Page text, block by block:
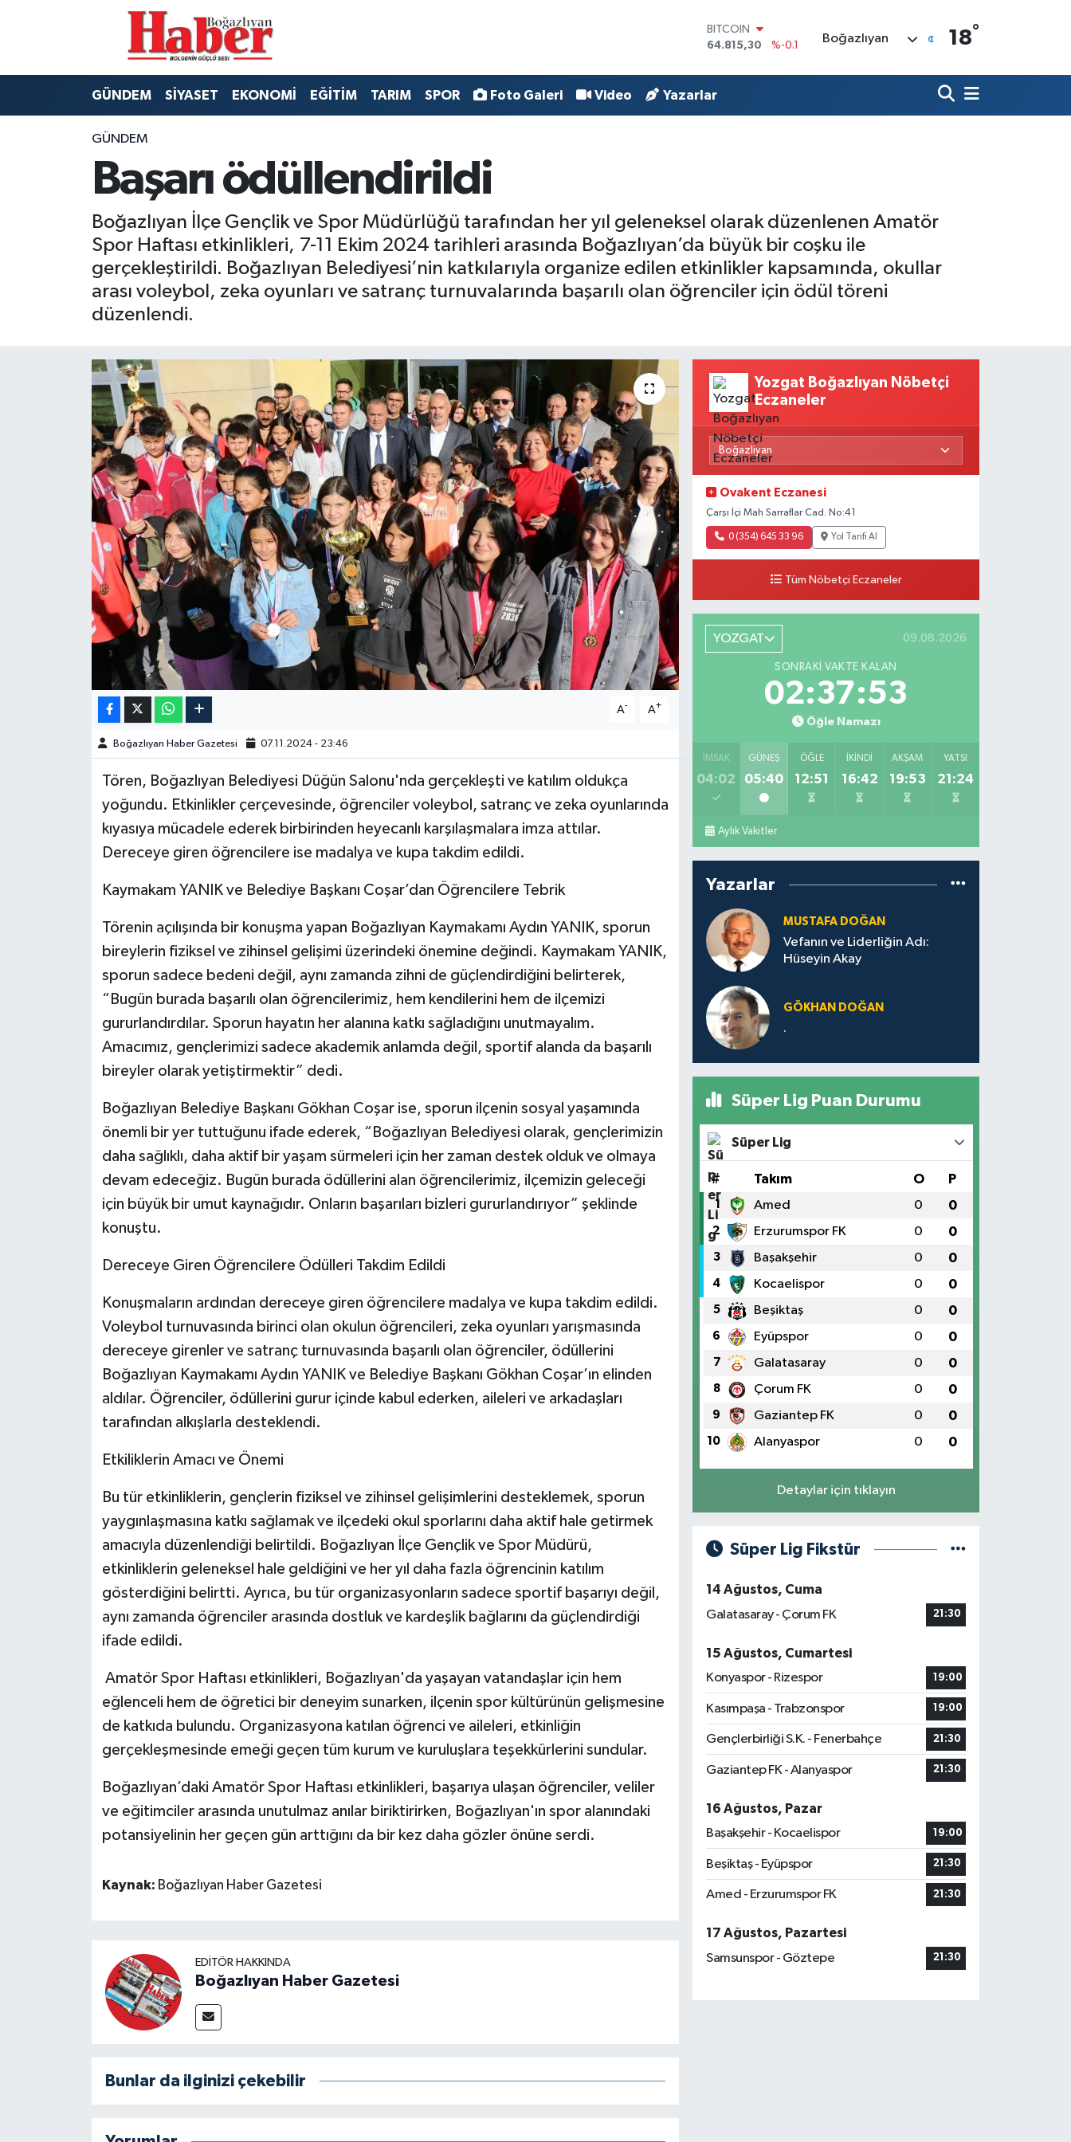
64.815,30
DOLAR
55,2510
Boğazlıyan 18°
GÜNDEM SİYASET EKONOMİ EĞİTİM TARIM SPOR Foto Galeri Video Yazarlar
GÜNDEM
Başarı ödüllendirildi
Boğazlıyan İlçe Gençlik ve Spor Müdürlüğü tarafından her yıl geleneksel olarak düzenlenen Amatör
Spor Haftası etkinlikleri, 7-11 Ekim 2024 tarihleri arasında Boğazlıyan’da büyük bir coşku ile
gerçekleştirildi. Boğazlıyan Belediyesi’nin katkılarıyla organize edilen etkinlikler kapsamında, okullar
arası voleybol, zeka oyunları ve satranç turnuvalarında başarılı olan öğrenciler için ödül töreni
düzenlendi.
A- A+
Boğazlıyan Haber Gazetesi 07.11.2024 - 23:46
Tören, Boğazlıyan Belediyesi Düğün Salonu'nda gerçekleşti ve katılım oldukça
yoğundu. Etkinlikler çerçevesinde, öğrenciler voleybol, satranç ve zeka oyunlarında
kıyasıya mücadele ederek birbirinden heyecanlı karşılaşmalara imza attılar.
Dereceye giren öğrencilere ise madalya ve kupa takdim edildi.
Kaymakam YANIK ve Belediye Başkanı Coşar’dan Öğrencilere Tebrik
Törenin açılışında bir konuşma yapan Boğazlıyan Kaymakamı Aydın YANIK, sporun
bireylerin fiziksel ve zihinsel gelişimi üzerindeki önemine değindi. Kaymakam YANIK,
sporun sadece bedeni değil, aynı zamanda zihni de güçlendirdiğini belirterek,
“Bugün burada başarılı olan öğrencilerimiz, hem kendilerini hem de ilçemizi
gururlandırdılar. Sporun hayatın her alanına katkı sağladığını unutmayalım.
Amacımız, gençlerimizi sadece akademik anlamda değil, sportif alanda da başarılı
bireyler olarak yetiştirmektir” dedi.
Boğazlıyan Belediye Başkanı Gökhan Coşar ise, sporun ilçenin sosyal yaşamında
önemli bir yer tuttuğunu ifade ederek, “Boğazlıyan Belediyesi olarak, gençlerimizin
daha sağlıklı, daha aktif bir yaşam sürmeleri için her zaman destek olduk ve olmaya
devam edeceğiz. Bugün burada ödüllerini alan öğrencilerimiz, ilçemizin geleceği
için büyük bir umut kaynağıdır. Onların başarıları bizleri gururlandırıyor” şeklinde
konuştu.
Dereceye Giren Öğrencilere Ödülleri Takdim Edildi
Konuşmaların ardından dereceye giren öğrencilere madalya ve kupa takdim edildi.
Voleybol turnuvasında birinci olan okulun öğrencileri, zeka oyunları yarışmasında
dereceye girenler ve satranç turnuvasında başarılı olan öğrenciler, ödüllerini
Boğazlıyan Kaymakamı Aydın YANIK ve Belediye Başkanı Gökhan Coşar’ın elinden
aldılar. Öğrenciler, ödüllerini gurur içinde kabul ederken, aileleri ve arkadaşları
tarafından alkışlarla desteklendi.
Etkiliklerin Amacı ve Önemi
Bu tür etkinliklerin, gençlerin fiziksel ve zihinsel gelişimlerini desteklemek, sporun
yaygınlaşmasına katkı sağlamak ve ilçedeki okul sporlarını daha aktif hale getirmek
amacıyla düzenlendiği belirtildi. Boğazlıyan İlçe Gençlik ve Spor Müdürü,
etkinliklerin geleneksel hale geldiğini ve her yıl daha fazla öğrencinin katılım
gösterdiğini belirtti. Ayrıca, bu tür organizasyonların sadece sportif başarıyı değil,
aynı zamanda öğrenciler arasında dostluk ve kardeşlik bağlarını da güçlendirdiği
ifade edildi.
Amatör Spor Haftası etkinlikleri, Boğazlıyan'da yaşayan vatandaşlar için hem
eğlenceli hem de öğretici bir deneyim sunarken, ilçenin spor kültürünün gelişmesine
de katkıda bulundu. Organizasyona katılan öğrenci ve aileleri, etkinliğin
gerçekleşmesinde emeği geçen tüm kurum ve kuruluşlara teşekkürlerini sundular.
Boğazlıyan’daki Amatör Spor Haftası etkinlikleri, başarıya ulaşan öğrenciler, veliler
ve eğitimciler arasında unutulmaz anılar biriktirirken, Boğazlıyan'ın spor alanındaki
potansiyelinin her geçen gün arttığını da bir kez daha gözler önüne serdi.
Kaynak: Boğazlıyan Haber Gazetesi
EDITÖR HAKKINDA
Boğazlıyan Haber Gazetesi
Bunlar da ilginizi çekebilir
Yozgat Boğazlıyan Nöbetçi
Eczaneler
Ovakent Eczanesi
Çarşı İçi Mah Sarraflar Cad. No:41
0 (354) 645 33 96 Yol Tarifi Al
Tüm Nöbetçi Eczaneler
YOZGAT 09.08.2026
SONRAKI VAKTE KALAN
02:37:52
Öğle Namazı
İMSAK
04:02
GÜNEŞ
05:40
ÖĞLE
12:51
İKINDI
16:42
AKŞAM
19:53
YATSI
21:24
Aylık Vakitler
Yazarlar
MUSTAFA DOĞAN
Vefanın ve Liderliğin Adı:
Hüseyin Akay
GÖKHAN DOĞAN
.
Süper Lig Puan Durumu
Süper Lig
# Takım O P
1 Amed 0 0
2 Erzurumspor FK 0 0
3 Başakşehir 0 0
4 Kocaelispor 0 0
5 Beşiktaş 0 0
6 Eyüpspor 0 0
7 Galatasaray 0 0
8 Çorum FK 0 0
9 Gaziantep FK 0 0
10 Alanyaspor 0 0
Detaylar için tıklayın
Süper Lig Fikstür
14 Ağustos, Cuma
Galatasaray - Çorum FK
21:30
15 Ağustos, Cumartesi
Konyaspor - Rizespor
19:00
Kasımpaşa - Trabzonspor 19:00
Gençlerbirliği S.K. - Fenerbahçe 21:30
Gaziantep FK - Alanyaspor 21:30
16 Ağustos, Pazar
Başakşehir - Kocaelispor
19:00
Beşiktaş - Eyüpspor 21:30
Amed - Erzurumspor FK 21:30
17 Ağustos, Pazartesi
Samsunspor - Göztepe
21:30
SİYASET
EKONOMİ
Foto Galeri
Yazarlar
EKONOMİ
SİYASET
Boğazlıyan Hava Durumu
Boğazlıyan Trafik Yoğunluk Haritası
TFF 3.Lig 3.Grup Puan Durumu ve Fikstür
Tüm Manşetler
Son Dakika Haberleri
Haber Arşivi